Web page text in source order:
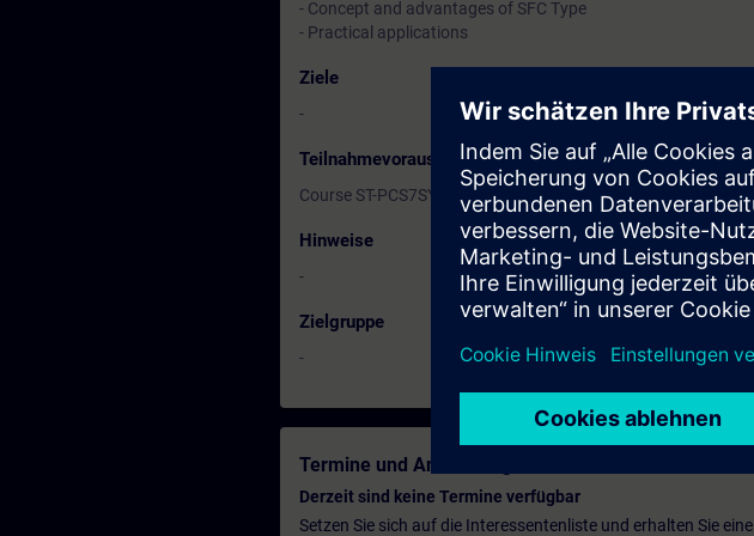
- Concept and advantages of SFC Type
- Practical applications
Ziele
-
Teilnahmevoraussetzung
Course ST-PCS7SYS1
Hinweise
-
Zielgruppe
-
Termine und Anmeldung
Derzeit sind keine Termine verfügbar
Setzen Sie sich auf die Interessentenliste und erhalten Sie